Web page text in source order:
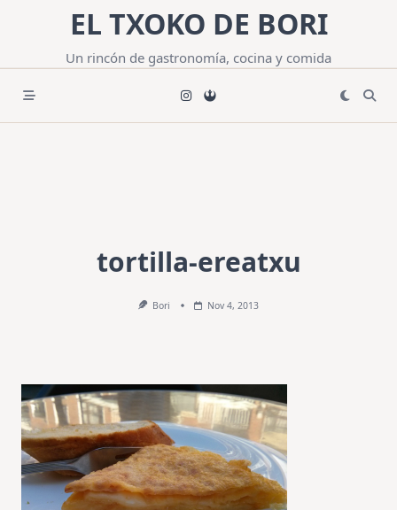
contenido
EL TXOKO DE BORI
Un rincón de gastronomía, cocina y comida
tortilla-ereatxu
Bori Nov 4, 2013